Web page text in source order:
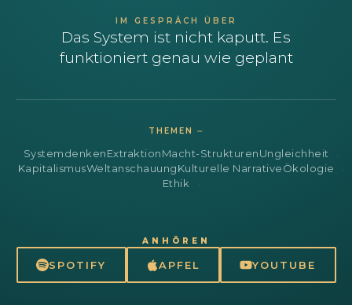
IM GESPRÄCH ÜBER
Das System ist nicht kaputt. Es
funktioniert genau wie geplant
THEMEN ⏤
SystemdenkenExtraktionMacht-StrukturenUngleichheit
KapitalismusWeltanschauungKulturelle NarrativeÖkologie
Ethik
ANHÖREN
SPOTIFY APFEL YOUTUBE